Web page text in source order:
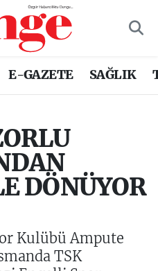
E-GAZETE SAĞLIK
DÖNÜYOR
Kulübü Ampute
TSK
ve Fikstür